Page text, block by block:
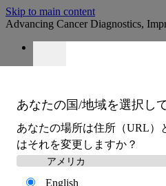
Skip to main content
Advancing Cancer Diagnostics,
あなたの国/地域を選択し
あなたの場所は住所（URL）
はそれを変更しますか？
English